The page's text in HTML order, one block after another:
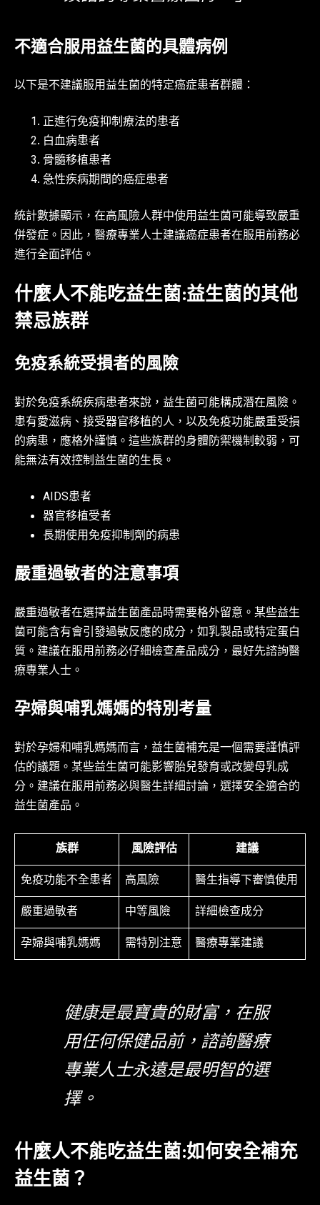
不適合服用益生菌的具體病例
以下是不建議服用益生菌的特定癌症患者群體：
正進行免疫抑制療法的患者
白血病患者
骨髓移植患者
急性疾病期間的癌症患者
統計數據顯示，在高風險人群中使用益生菌可能導致嚴重
併發症。因此，醫療專業人士建議癌症患者在服用前務必
進行全面評估。
什麼人不能吃益生菌:益生菌的其他
禁忌族群
免疫系統受損者的風險
對於免疫系統疾病患者來說，益生菌可能構成潛在風險。
患有愛滋病、接受器官移植的人，以及免疫功能嚴重受損
的病患，應格外謹慎。這些族群的身體防禦機制較弱，可
能無法有效控制益生菌的生長。
AIDS患者
器官移植受者
長期使用免疫抑制劑的病患
嚴重過敏者的注意事項
嚴重過敏者在選擇益生菌產品時需要格外留意。某些益生
菌可能含有會引發過敏反應的成分，如乳製品或特定蛋白
質。建議在服用前務必仔細檢查產品成分，最好先諮詢醫
療專業人士。
孕婦與哺乳媽媽的特別考量
對於孕婦和哺乳媽媽而言，益生菌補充是一個需要謹慎評
估的議題。某些益生菌可能影響胎兒發育或改變母乳成
分。建議在服用前務必與醫生詳細討論，選擇安全適合的
益生菌產品。
族群 風險評估
建議
免疫功能不全患者
高風險
醫生指導下審慎使用
嚴重過敏者
中等風險
詳細檢查成分
孕婦與哺乳媽媽
需特別注意 醫療專業建議
健康是最寶貴的財富，在服
用任何保健品前，諮詢醫療
專業人士永遠是最明智的選
擇。
什麼人不能吃益生菌:如何安全補充
益生菌？